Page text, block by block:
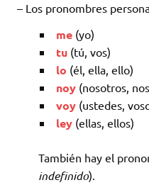
– Los pronombres
me (yo)
tu (tú, vos)
lo (él, ella, ello)
noy (nosotros,
voy (ustedes,
ley (ellas, ellos)
También hay el
indefinido).